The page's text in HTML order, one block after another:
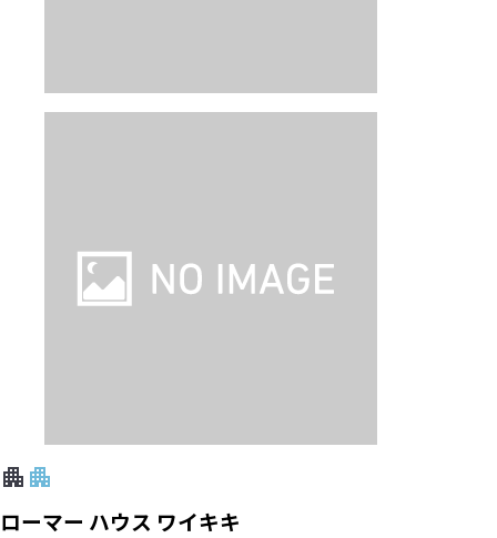
ローマー ハウス ワイキキ